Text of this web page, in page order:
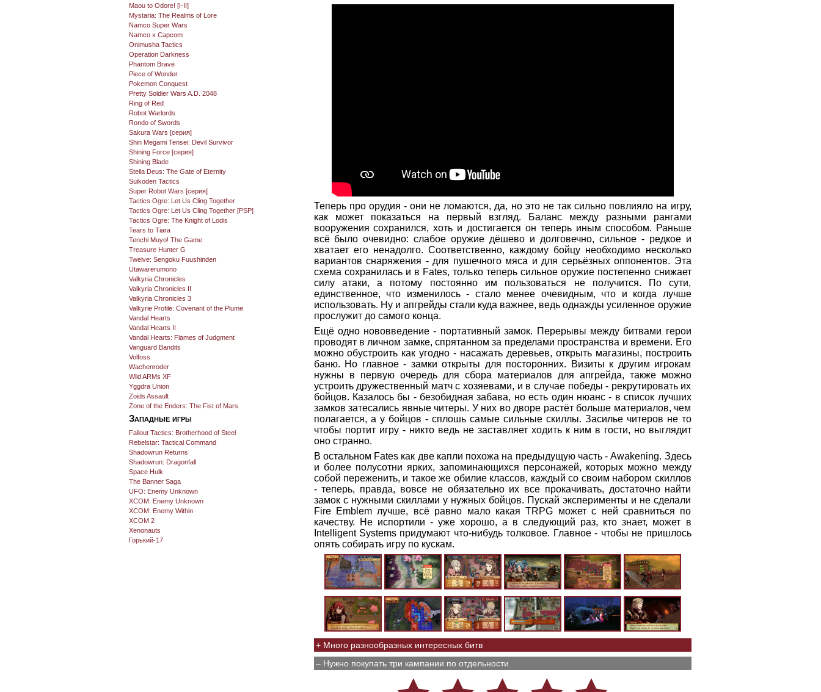
Maou to Odore! [I-II]
Mystaria: The Realms of Lore
Namco Super Wars
Namco x Capcom
Onimusha Tactics
Operation Darkness
Phantom Brave
Piece of Wonder
Pokemon Conquest
Pretty Soldier Wars A.D. 2048
Ring of Red
Robot Warlords
Rondo of Swords
Sakura Wars [серия]
Shin Megami Tensei: Devil Survivor
Shining Force [серия]
Shining Blade
Stella Deus: The Gate of Eternity
Suikoden Tactics
Super Robot Wars [серия]
Tactics Ogre: Let Us Cling Together
Tactics Ogre: Let Us Cling Together [PSP]
Tactics Ogre: The Knight of Lodis
Tears to Tiara
Tenchi Muyo! The Game
Treasure Hunter G
Twelve: Sengoku Fuushinden
Utawarerumono
Valkyria Chronicles
Valkyria Chronicles II
Valkyria Chronicles 3
Valkyrie Profile: Covenant of the Plume
Vandal Hearts
Vandal Hearts II
Vandal Hearts: Flames of Judgment
Vanguard Bandits
Volfoss
Wachenroder
Wild ARMs XF
Yggdra Union
Zoids Assault
Zone of the Enders: The Fist of Mars
Западные игры
Fallout Tactics: Brotherhood of Steel
Rebelstar: Tactical Command
Shadowrun Returns
Shadowrun: Dragonfall
Space Hulk
The Banner Saga
UFO: Enemy Unknown
XCOM: Enemy Unknown
XCOM: Enemy Within
XCOM 2
Xenonauts
Горький-17
Теперь про орудия - они не ломаются, да, но это не так сильно повлияло на игру,
как может показаться на первый взгляд. Баланс между разными рангами
вооружения сохранился, хоть и достигается он теперь иным способом. Раньше
всё было очевидно: слабое оружие дёшево и долговечно, сильное - редкое и
хватает его ненадолго. Соответственно, каждому бойцу необходимо несколько
вариантов снаряжения - для пушечного мяса и для серьёзных оппонентов. Эта
схема сохранилась и в Fates, только теперь сильное оружие постепенно снижает
силу атаки, а потому постоянно им пользоваться не получится. По сути,
единственное, что изменилось - стало менее очевидным, что и когда лучше
использовать. Ну и апгрейды стали куда важнее, ведь однажды усиленное оружие
прослужит до самого конца.
Ещё одно нововведение - портативный замок. Перерывы между битвами герои
проводят в личном замке, спрятанном за пределами пространства и времени. Его
можно обустроить как угодно - насажать деревьев, открыть магазины, построить
баню. Но главное - замки открыты для посторонних. Визиты к другим игрокам
нужны в первую очередь для сбора материалов для апгрейда, также можно
устроить дружественный матч с хозяевами, и в случае победы - рекрутировать их
бойцов. Казалось бы - безобидная забава, но есть один нюанс - в список лучших
замков затесались явные читеры. У них во дворе растёт больше материалов, чем
полагается, а у бойцов - сплошь самые сильные скиллы. Засилье читеров не то
чтобы портит игру - никто ведь не заставляет ходить к ним в гости, но выглядит
оно странно.
В остальном Fates как две капли похожа на предыдущую часть - Awakening. Здесь
и более полусотни ярких, запоминающихся персонажей, которых можно между
собой переженить, и такое же обилие классов, каждый со своим набором скиллов
- теперь, правда, вовсе не обязательно их все прокачивать, достаточно найти
замок с нужными скиллами у нужных бойцов. Пускай эксперименты и не сделали
Fire Emblem лучше, всё равно мало какая TRPG может с ней сравниться по
качеству. Не испортили - уже хорошо, а в следующий раз, кто знает, может в
Intelligent Systems придумают что-нибудь толковое. Главное - чтобы не пришлось
опять собирать игру по кускам.
+ Много разнообразных интересных битв
– Нужно покупать три кампании по отдельности